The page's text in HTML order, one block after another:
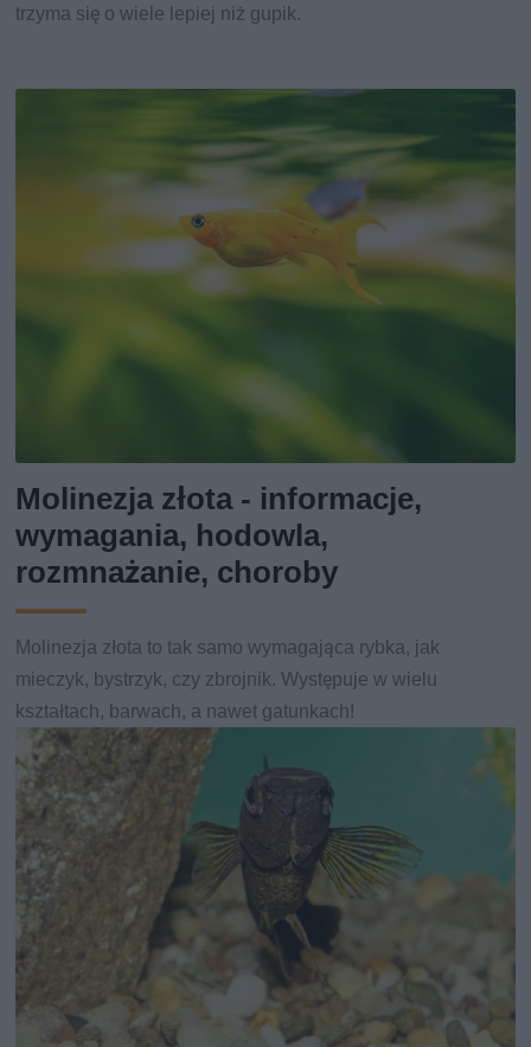
trzyma się o wiele lepiej niż gupik.
Molinezja złota - informacje,
wymagania, hodowla,
rozmnażanie, choroby
Molinezja złota to tak samo wymagająca rybka, jak
mieczyk, bystrzyk, czy zbrojnik. Występuje w wielu
kształtach, barwach, a nawet gatunkach!